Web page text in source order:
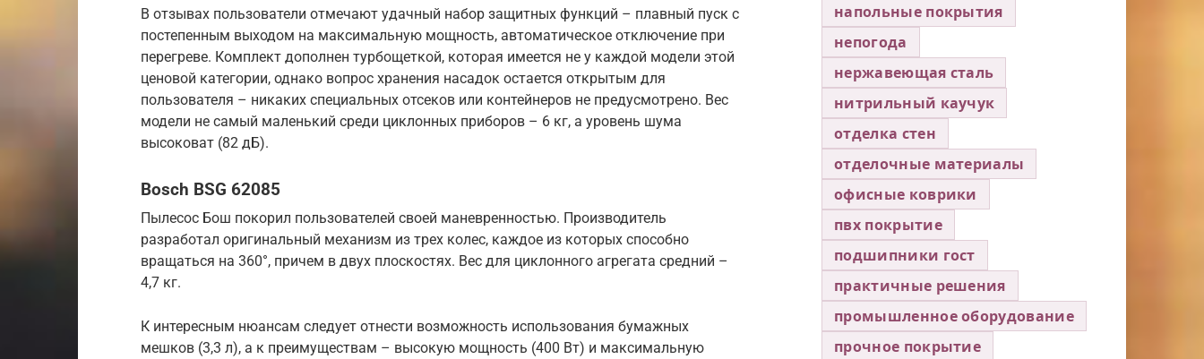
В отзывах пользователи отмечают удачный набор защитных функций – плавный пуск с
постепенным выходом на максимальную мощность, автоматическое отключение при
перегреве. Комплект дополнен турбощеткой, которая имеется не у каждой модели этой
ценовой категории, однако вопрос хранения насадок остается открытым для
пользователя – никаких специальных отсеков или контейнеров не предусмотрено. Вес
модели не самый маленький среди циклонных приборов – 6 кг, а уровень шума
высоковат (82 дБ).
Bosch BSG 62085
Пылесос Бош покорил пользователей своей маневренностью. Производитель
разработал оригинальный механизм из трех колес, каждое из которых способно
вращаться на 360°, причем в двух плоскостях. Вес для циклонного агрегата средний –
4,7 кг.
К интересным нюансам следует отнести возможность использования бумажных
мешков (3,3 л), а к преимуществам – высокую мощность (400 Вт) и максимальную
напольные покрытия
непогода
нержавеющая сталь
нитрильный каучук
отделка стен
отделочные материалы
офисные коврики
пвх покрытие
подшипники гост
практичные решения
промышленное оборудование
прочное покрытие